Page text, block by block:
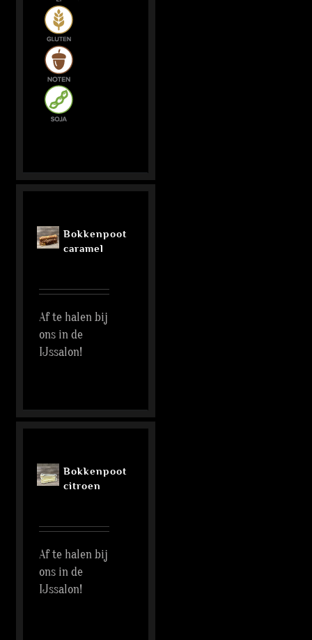
Bokkenpoot
caramel
Af te halen bij
ons in de
IJssalon!
Bokkenpoot
citroen
Af te halen bij
ons in de
IJssalon!